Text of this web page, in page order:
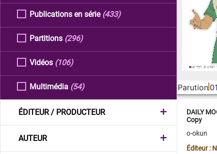
Publications en série (433)
Partitions (296)
Vidéos (106)
Multimédia (54)
ÉDITEUR / PRODUCTEUR
AUTEUR
Parution
DAILY
Copy
o-okun
Éditeur :